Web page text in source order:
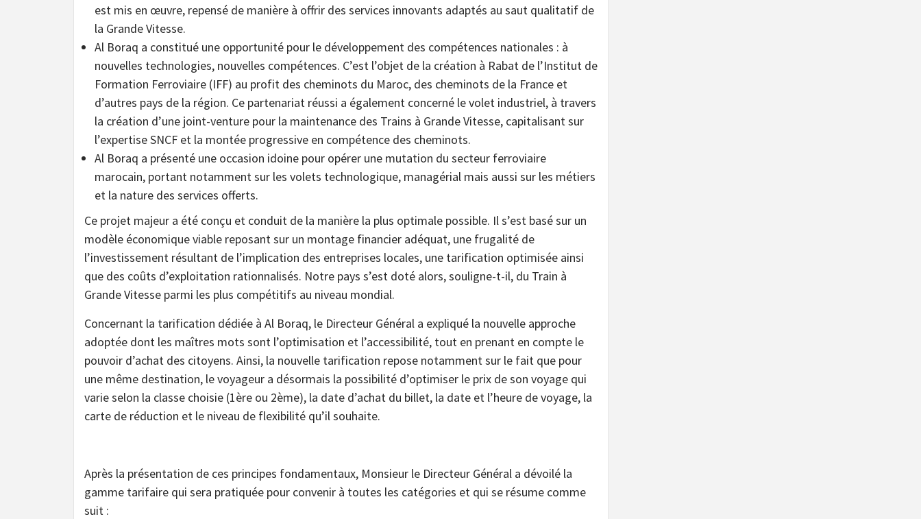
est mis en œuvre, repensé de manière à offrir des services innovants adaptés au saut qualitatif de
la Grande Vitesse.
Al Boraq a constitué une opportunité pour le développement des compétences nationales : à
nouvelles technologies, nouvelles compétences. C’est l’objet de la création à Rabat de l’Institut de
Formation Ferroviaire (IFF) au profit des cheminots du Maroc, des cheminots de la France et
d’autres pays de la région. Ce partenariat réussi a également concerné le volet industriel, à travers
la création d’une joint-venture pour la maintenance des Trains à Grande Vitesse, capitalisant sur
l’expertise SNCF et la montée progressive en compétence des cheminots.
Al Boraq a présenté une occasion idoine pour opérer une mutation du secteur ferroviaire
marocain, portant notamment sur les volets technologique, managérial mais aussi sur les métiers
et la nature des services offerts.
Ce projet majeur a été conçu et conduit de la manière la plus optimale possible. Il s’est basé sur un
modèle économique viable reposant sur un montage financier adéquat, une frugalité de
l’investissement résultant de l’implication des entreprises locales, une tarification optimisée ainsi
que des coûts d’exploitation rationnalisés. Notre pays s’est doté alors, souligne-t-il, du Train à
Grande Vitesse parmi les plus compétitifs au niveau mondial.
Concernant la tarification dédiée à Al Boraq, le Directeur Général a expliqué la nouvelle approche
adoptée dont les maîtres mots sont l’optimisation et l’accessibilité, tout en prenant en compte le
pouvoir d’achat des citoyens. Ainsi, la nouvelle tarification repose notamment sur le fait que pour
une même destination, le voyageur a désormais la possibilité d’optimiser le prix de son voyage qui
varie selon la classe choisie (1ère ou 2ème), la date d’achat du billet, la date et l’heure de voyage, la
carte de réduction et le niveau de flexibilité qu’il souhaite.
Après la présentation de ces principes fondamentaux, Monsieur le Directeur Général a dévoilé la
gamme tarifaire qui sera pratiquée pour convenir à toutes les catégories et qui se résume comme
suit :